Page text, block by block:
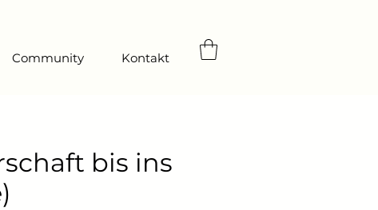
Community Kontakt
bis ins